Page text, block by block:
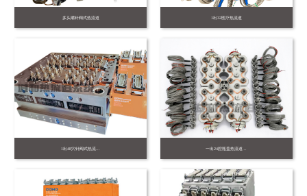
多头嘴针阀式热流道 1出32医疗热流道
1出48穴针阀式热流... 一出24腔瓶盖热流道...